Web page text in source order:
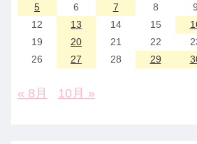
5
6 7 8 9
12
13 14 15
19
20 21 22
26
27 28 29
« 8月 10月 »